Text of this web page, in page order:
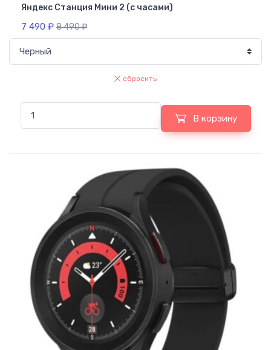
Яндекс Станция Мини 2 (с часами)
7 490 ₽ 8 490₽
сбросить
В корзину